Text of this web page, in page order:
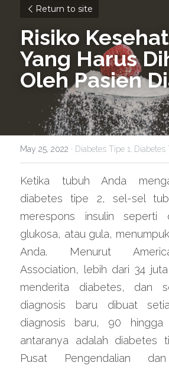
Return to site
Risiko
Yang Harus
Oleh Pasien
May 25, 2022 · Diabetes Tipe 1, Diabetes
Ketika tubuh Anda
diabetes tipe 2, sel-sel
merespons insulin seperti
glukosa, atau gula,
Anda. Menurut
Association, lebih dari 34
menderita diabetes, dan
diagnosis baru dibuat
diagnosis baru, 90
antaranya adalah diabetes
Pusat Pengendalian